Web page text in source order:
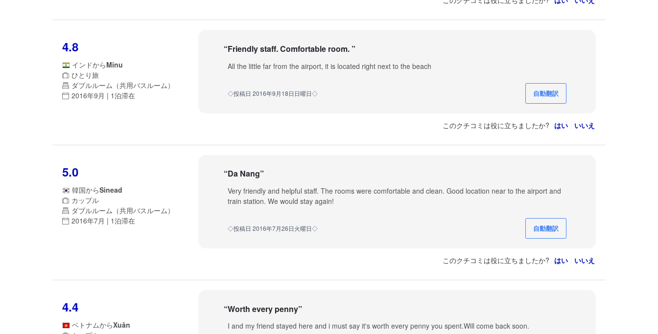
4.8
インドからMinu
ひとり旅
ダブルルーム（共用バスルーム）
2016年9月 | 1泊滞在
“Friendly staff. Comfortable room. ”
All the little far from the airport, it is located right next to the beach
◇投稿日 2016年9月18日日曜日◇ 自動翻訳
このクチコミは役に立ちましたか? はい いいえ
5.0
韓国からSinead
カップル
ダブルルーム（共用バスルーム）
2016年7月 | 1泊滞在
“Da Nang”
Very friendly and helpful staff. The rooms were comfortable and clean. Good location near to the airport and
train station. We would stay again!
◇投稿日 2016年7月26日火曜日◇ 自動翻訳
このクチコミは役に立ちましたか? はい いいえ
4.4
ベトナムからXuân
“Worth every penny”
I and my friend stayed here and i must say it's worth every penny you spent.Will come back soon.